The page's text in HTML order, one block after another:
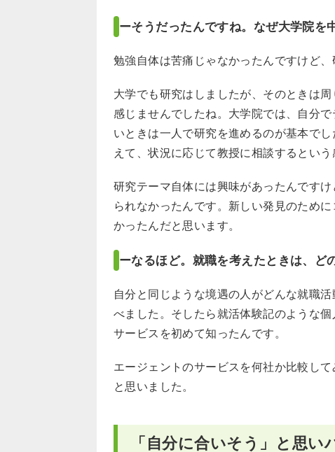
ーそうだったんですね。なぜ大学院を
勉強自体は苦痛じゃなかったんですけど
大学でも研究はしましたが、そのときは
感じませんでしたね。大学院では、自分
いときは一人で研究を進めるのが基本で
えて、状況に応じて教授に相談するという
研究テーマ自体には興味があったんです
られなかったんです。新しい発見のため
かったんだと思います。
ーなるほど。就職を考えたときは、ど
自分と同じような境遇の人がどんな就職
べました。そしたら就活体験記のような
サービスを初めて知ったんです。
エージェントのサービスを何社か比較し
と思いました。
「自分に合いそう」と思